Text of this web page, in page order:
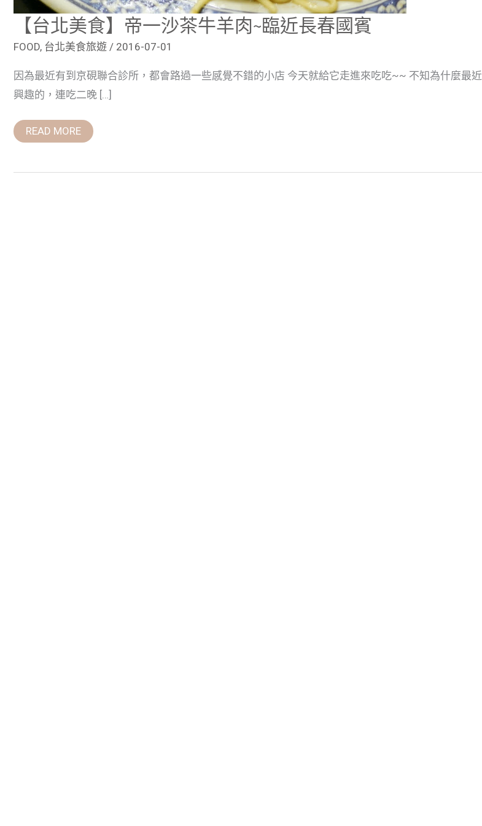
【台北美食】帝一沙茶牛羊肉~臨近長春國賓
FOOD, 台北美食旅遊 / 2016-07-01
因為最近有到京硯聯合診所，都會路過一些感覺不錯的小店 今天就給它走進來吃吃~~ 不知為什麼最
興趣的，連吃二晚 […]
READ MORE